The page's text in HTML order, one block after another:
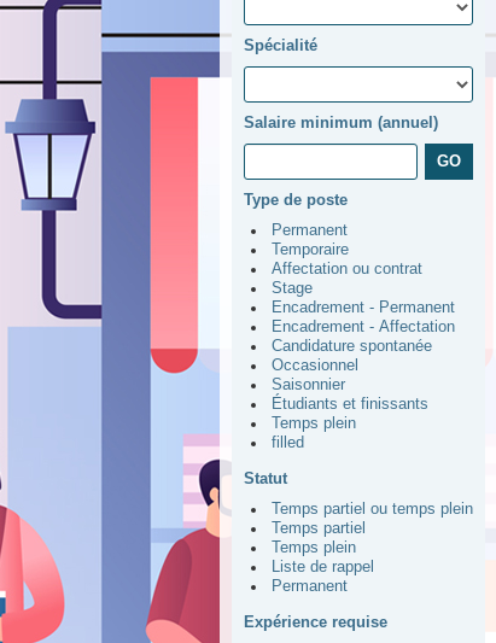
Spécialité
Salaire minimum (annuel)
Type de poste
Permanent
Temporaire
Affectation ou contrat
Stage
Encadrement - Permanent
Encadrement - Affectation
Candidature spontanée
Occasionnel
Saisonnier
Étudiants et finissants
Temps plein
filled
Statut
Temps partiel ou temps plein
Temps partiel
Temps plein
Liste de rappel
Permanent
Expérience requise